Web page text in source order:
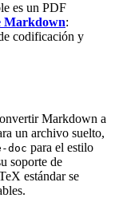
es un PDF
Markdown:
codificación y
Markdown a
un archivo suelto,
doc para el estilo
soporte de
estándar se